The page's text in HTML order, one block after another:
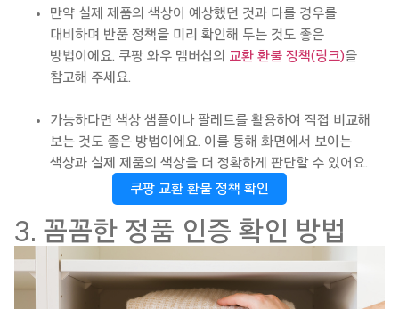
만약 실제 제품의 색상이 예상했던 것과 다를 경우를
대비하며 반품 정책을 미리 확인해 두는 것도 좋은
방법이에요. 쿠팡 와우 멤버십의 교환 환불 정책(링크)을
참고해 주세요.
가능하다면 색상 샘플이나 팔레트를 활용하여 직접 비교해
보는 것도 좋은 방법이에요. 이를 통해 화면에서 보이는
색상과 실제 제품의 색상을 더 정확하게 판단할 수 있어요.
쿠팡 교환 환불 정책 확인
3. 꼼꼼한 정품 인증 확인 방법